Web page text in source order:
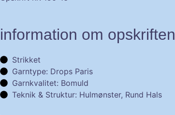
information om opskriften
Strikket
Garntype: Drops Paris
Garnkvalitet: Bomuld
Teknik & Struktur: Hulmønster, Rund Hals